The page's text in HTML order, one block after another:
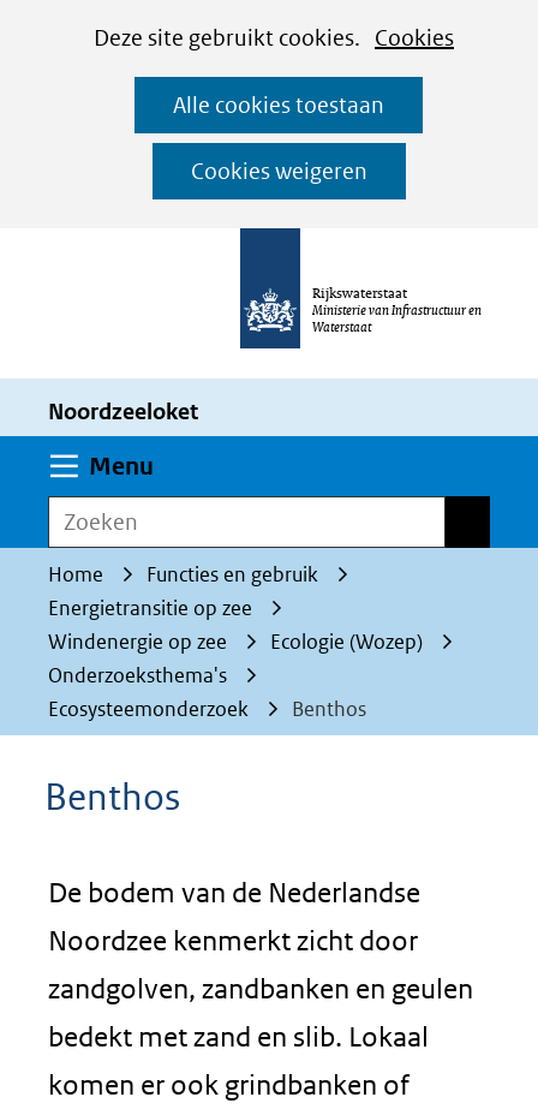
CookiesDeze site gebruikt cookies. Cookies
worden
toegestaan
geweigerd.
Alle cookies toestaan
Cookies weigeren
Ga
naar
de
inhoud
Rijkswaterstaat
Ministerie van Infrastructuur en
Waterstaat
Noordzeeloket
Menu
Zoeken
Home
Functies en gebruik
Energietransitie op zee
Windenergie op zee
Ecologie (Wozep)
Onderzoeksthema's
Ecosysteemonderzoek
Benthos
Benthos
De bodem van de Nederlandse
Noordzee kenmerkt zicht door
zandgolven, zandbanken en geulen
bedekt met zand en slib. Lokaal
komen er ook grindbanken of